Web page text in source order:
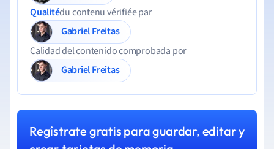
Qualitédu contenu vérifiée par
Gabriel Freitas
Calidad del contenido comprobada por
Gabriel Freitas
Regístrate gratis para guardar, editar y